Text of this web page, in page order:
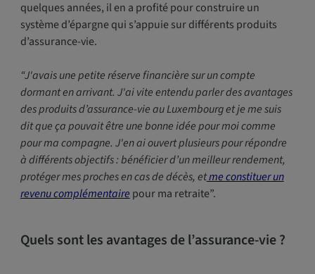
quelques années, il en a profité pour construire un
système d’épargne qui s’appuie sur différents produits
d’assurance-vie.
“J'avais une petite réserve financière sur un compte
dormant en arrivant. J'ai vite entendu parler des avantages
des produits d’assurance-vie au Luxembourg et je me suis
dit que ça pouvait être une bonne idée pour moi comme
pour ma compagne. J'en ai ouvert plusieurs pour répondre
à différents objectifs : bénéficier d’un meilleur rendement,
protéger mes proches en cas de décès, etme constituer un
revenu complémentaire pour ma retraite”.
Quels sont les avantages de l’assurance-vie ?